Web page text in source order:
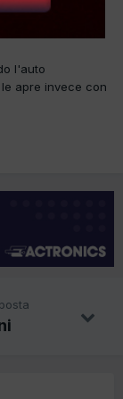
rele' di
l'auto
apre invece con